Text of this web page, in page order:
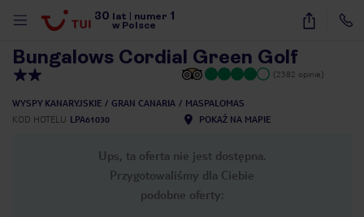
30 lat numer 1
w Polsce
35
Bungalows Cordial Green Golf
(2382 opinie)
WYSPY KANARYJSKIE GRAN CANARIA
MASPALOMAS
KOD HOTELU LPA61030 POKAŻ NA MAPIE
Ups, ta oferta nie jest dostępna.
Przygotowaliśmy dla Ciebie
podobne oferty: